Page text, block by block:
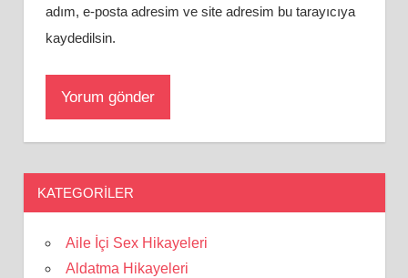
adım, e-posta adresim ve site adresim bu tarayıcıya
kaydedilsin.
KATEGORILER
Aile İçi Sex Hikayeleri
Aldatma Hikayeleri